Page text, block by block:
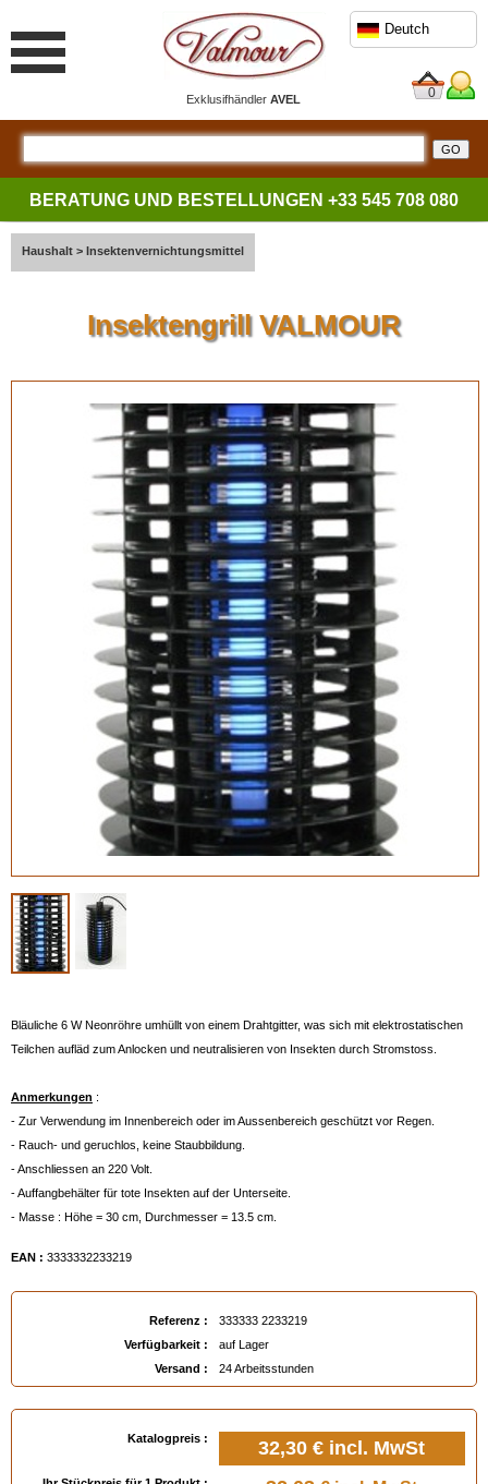
ExklusifhändlerAVEL
Deutch
0
BERATUNG UND BESTELLUNGEN +33 545 708 080
Haushalt > Insektenvernichtungsmittel
Insektengrill VALMOUR
Bläuliche 6 W Neonröhre umhüllt von einem Drahtgitter, was sich mit elektrostatischen
Teilchen aufläd zum Anlocken und neutralisieren von Insekten durch Stromstoss.
Anmerkungen :
- Zur Verwendung im Innenbereich oder im Aussenbereich geschützt vor Regen.
- Rauch- und geruchlos, keine Staubbildung.
- Anschliessen an 220 Volt.
- Auffangbehälter für tote Insekten auf der Unterseite.
- Masse : Höhe = 30 cm, Durchmesser = 13.5 cm.
EAN : 3333332233219
Referenz :
333333 2233219
Verfügbarkeit :
auf Lager
Versand :
24 Arbeitsstunden
Katalogpreis : 32,30 € incl. MwSt